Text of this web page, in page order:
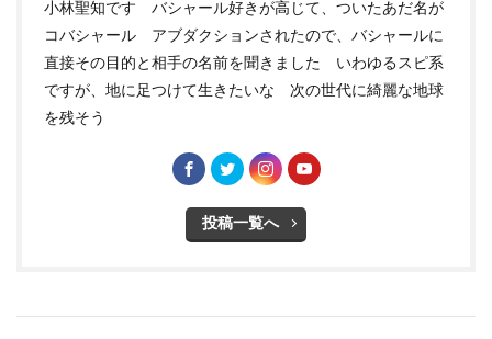
小林聖知です バシャール好きが高じて、ついたあだ名が
コバシャール アブダクションされたので、バシャールに
直接その目的と相手の名前を聞きました いわゆるスピ系
ですが、地に足つけて生きたいな 次の世代に綺麗な地球
を残そう
投稿一覧へ